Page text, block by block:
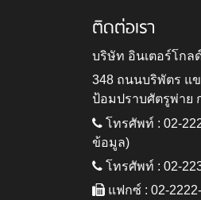
ติดต่อเรา
บริษัท อินเตอร์โกล
348 ถนนบริพัตร แ
ป้อมปราบศัตรูพ่าย
โทรศัพท์ : 02-
ข้อมูล)
โทรศัพท์ : 02-
แฟกซ์ : 02-